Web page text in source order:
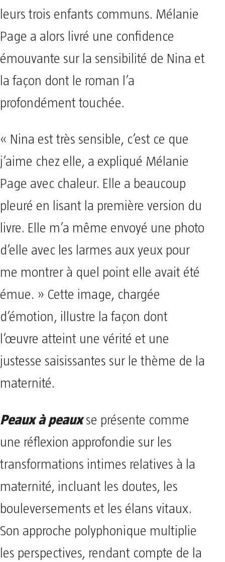
leurs trois enfants communs. Mélanie
Page a alors livré une confidence
émouvante sur la sensibilité de Nina et
la façon dont le roman l’a
profondément touchée.
« Nina est très sensible, c’est ce que
j’aime chez elle, a expliqué Mélanie
Page avec chaleur. Elle a beaucoup
pleuré en lisant la première version du
livre. Elle m’a même envoyé une photo
d’elle avec les larmes aux yeux pour
me montrer à quel point elle avait été
émue. » Cette image, chargée
d’émotion, illustre la façon dont
l’œuvre atteint une vérité et une
justesse saisissantes sur le thème de la
maternité.
Peaux à peauxse présente comme
une réflexion approfondie sur les
transformations intimes relatives à la
maternité, incluant les doutes, les
bouleversements et les élans vitaux.
Son approche polyphonique multiplie
les perspectives, rendant compte de la